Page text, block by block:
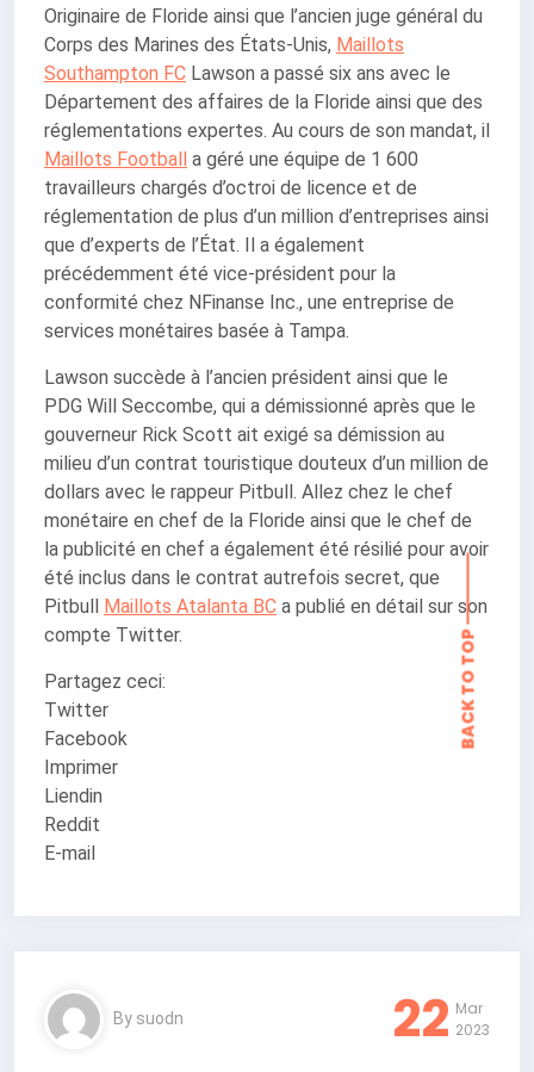
Originaire de Floride ainsi que l’ancien juge général du
Corps des Marines des États-Unis, Maillots
Southampton FC Lawson a passé six ans avec le
Département des affaires de la Floride ainsi que des
réglementations expertes. Au cours de son mandat, il
Maillots Football a géré une équipe de 1 600
travailleurs chargés d’octroi de licence et de
réglementation de plus d’un million d’entreprises ainsi
que d’experts de l’État. Il a également
précédemment été vice-président pour la
conformité chez NFinanse Inc., une entreprise de
services monétaires basée à Tampa.
Lawson succède à l’ancien président ainsi que le
PDG Will Seccombe, qui a démissionné après que le
gouverneur Rick Scott ait exigé sa démission au
milieu d’un contrat touristique douteux d’un million de
dollars avec le rappeur Pitbull. Allez chez le chef
monétaire en chef de la Floride ainsi que le chef de
la publicité en chef a également été résilié pour avoir
été inclus dans le contrat autrefois secret, que
Pitbull Maillots Atalanta BC a publié en détail sur son
compte Twitter.
Partagez ceci:
Twitter
Facebook
Imprimer
Liendin
Reddit
E-mail
By suodn 22 Mar
2023
BACK TO TOP